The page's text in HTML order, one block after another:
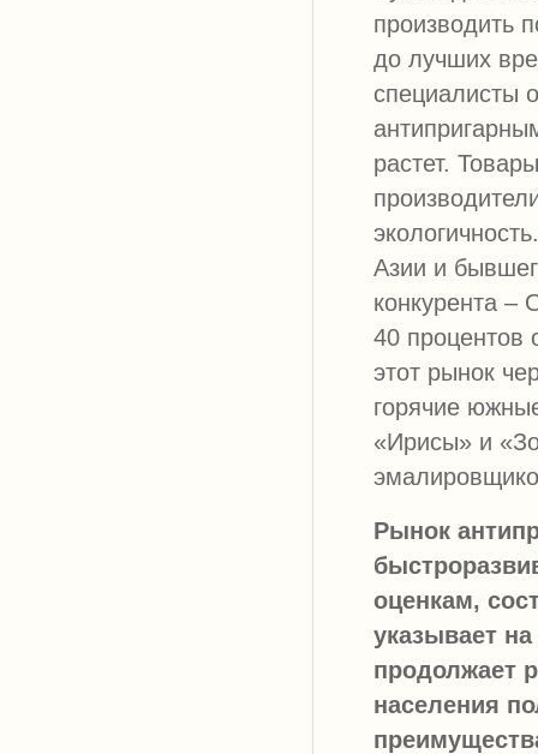
производить
до лучших
специалисты
растет.
Азии и
конкурента
40 процентов
этот рынок
горячие
«Ирисы» и
Рынок
оценкам,
указывает
продолжает
населения